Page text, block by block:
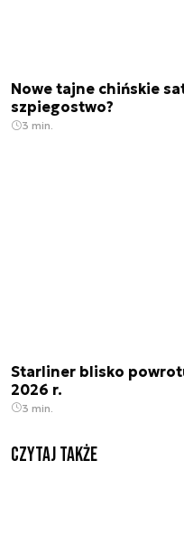
Nowe tajne chińskie
szpiegostwo?
3 min.
Starliner blisko
2026 r.
3 min.
Czytaj także